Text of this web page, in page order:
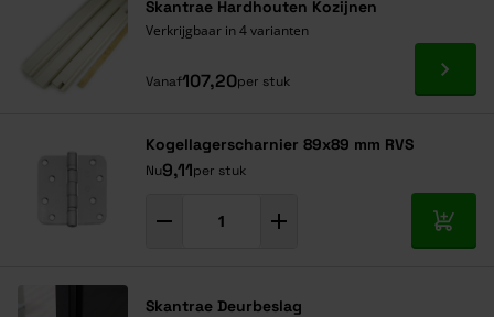
Skantrae Hardhouten Kozijnen
Verkrijgbaar in 4 varianten
Vanaf107,20per stuk Ga
Kogellagerscharnier 89x89 mm RVS
Nu9,11per stuk
In
Skantrae Deurbeslag